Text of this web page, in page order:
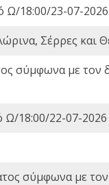
Ω/18:00/23-07-
Σέρρες και
σύμφωνα με τον
Ω/18:00/22-07-
σύμφωνα με